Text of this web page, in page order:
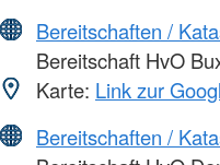
Bereitschaften /
Bereitschaft HvO
Karte: Link zur
Bereitschaften /